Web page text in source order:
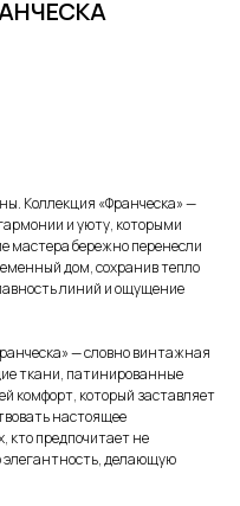
Коллекция «Франческа» —
и уюту, которыми
мастера бережно перенесли
дом, сохранив тепло
линий и ощущение
— словно винтажная
ткани, патинированные
комфорт, который заставляет
настоящее
кто предпочитает не
делающую